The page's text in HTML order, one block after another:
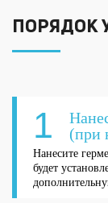
ПОРЯДОК
1
(при
Нанесите
будет